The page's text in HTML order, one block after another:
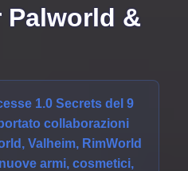
&
1.0 Secrets del 9
collaborazioni
Valheim, RimWorld
armi, cosmetici,